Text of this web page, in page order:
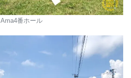
Ama4番ホール